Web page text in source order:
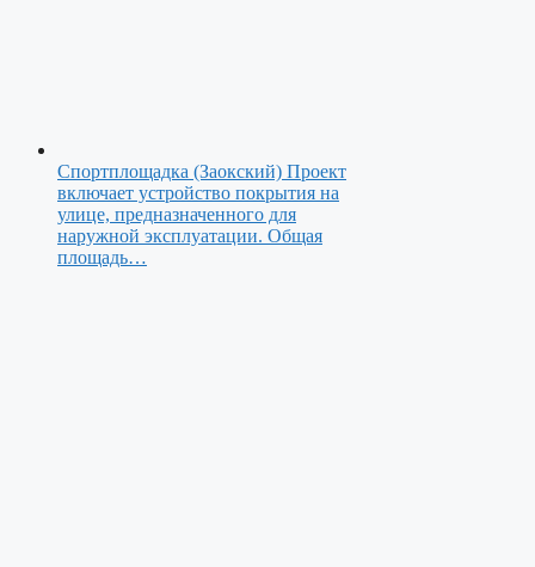
Спортплощадка (Заокский) Проект
включает устройство покрытия на
улице, предназначенного для
наружной эксплуатации. Общая
площадь…